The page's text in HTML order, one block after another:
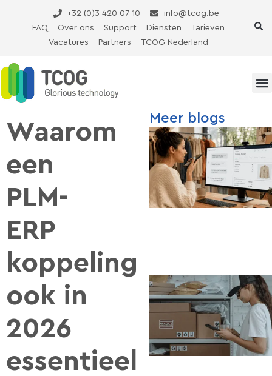
+32 (0)3 420 07 10
info@tcog.be
FAQ
Over ons Support Diensten
Tarieven
Vacatures
Partners TCOG Nederland
Waarom
een
PLM-
ERP
koppeling
ook in
2026
essentieel
Meer blogs